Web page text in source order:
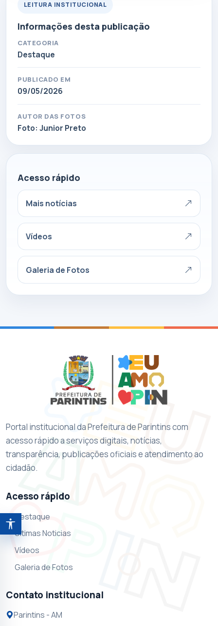
Abrir ferramentas de acessibilidade
LEITURA INSTITUCIONAL
Informações desta publicação
CATEGORIA
Destaque
PUBLICADO EM
09/05/2026
AUTOR DAS FOTOS
Foto: Junior Preto
Acesso rápido
Mais notícias
Vídeos
Galeria de Fotos
Portal institucional da Prefeitura de Parintins com
acesso rápido a serviços digitais, notícias,
transparência, publicações oficiais e atendimento ao
cidadão.
Acesso rápido
Destaque
Ultimas Noticias
Vídeos
Galeria de Fotos
Contato institucional
Parintins - AM